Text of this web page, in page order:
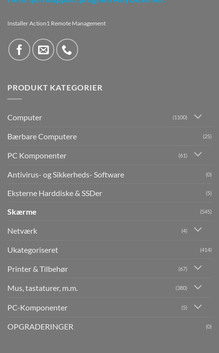
Installer Action1 Remote Management
PRODUKT KATEGORIER
Computer (1100)
Bærbare Computere (25)
PC Komponenter (61)
Antivirus- og Sikkerheds- Software (0)
Eksterne Harddiske & SSDer (5)
Skærme (545)
Netværk (4)
Ukategoriseret (414)
Printer & Tilbehør (67)
Mus, tastaturer, m.m. (380)
PC-Komponenter (5)
OPGRADERINGER (0)